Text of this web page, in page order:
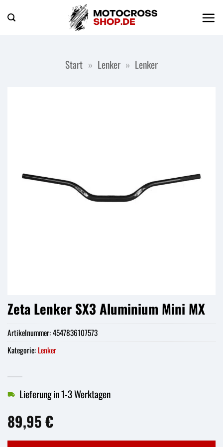
Inhalt
Start » Lenker » Lenker
Zeta Lenker SX3 Aluminium Mini MX
89,95€
Lieferung in 1-3 Werktagen
Artikelnummer:4547836107573
Kategorie: Lenker